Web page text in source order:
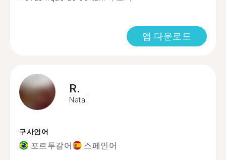
앱 다운로드
R.
Natal
구사언어
포르투갈어 스페인어